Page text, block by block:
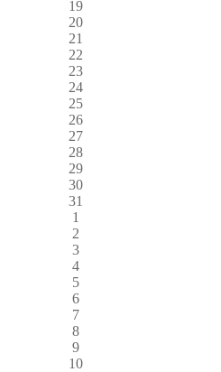
19
20
21
22
23
24
25
26
27
28
29
30
31
1
2
3
4
5
6
7
8
9
10